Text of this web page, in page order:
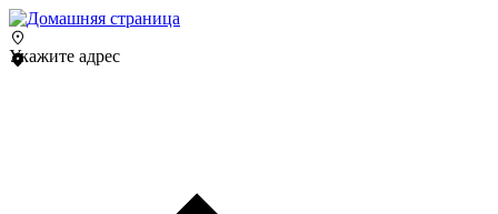
Укажите адрес